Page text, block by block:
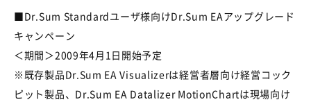
■Dr.Sum Standardユーザ様向けDr.Sum EAアップグレード
キャンペーン
＜期間＞2009年4月1日開始予定
※既存製品Dr.Sum EA Visualizerは経営者層向け経営コック
ピット製品、Dr.Sum EA Datalizer MotionChartは現場向け